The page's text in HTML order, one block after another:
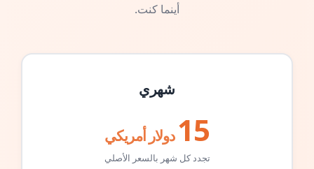
أينما كنت.
شهري
15 دولار أمريكي
تجدد كل شهر بالسعر الأصلي